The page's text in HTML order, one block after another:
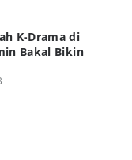
K-Drama di
Bakal Bikin